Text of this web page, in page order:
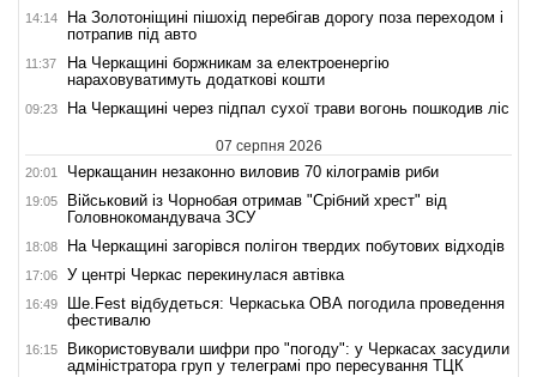
14:14
На Золотоніщині пішохід перебігав дорогу поза переходом і
потрапив під авто
11:37
На Черкащині боржникам за електроенергію
нараховуватимуть додаткові кошти
09:23 На Черкащині через підпал сухої трави вогонь пошкодив ліс
07 серпня 2026
20:01 Черкащанин незаконно виловив 70 кілограмів риби
19:05
Військовий із Чорнобая отримав "Срібний хрест" від
Головнокомандувача ЗСУ
18:08 На Черкащині загорівся полігон твердих побутових відходів
17:06 У центрі Черкас перекинулася автівка
16:49
Ше.Fest відбудеться: Черкаська ОВА погодила проведення
фестивалю
16:15
Використовували шифри про "погоду": у Черкасах засудили
адміністратора груп у телеграмі про пересування ТЦК